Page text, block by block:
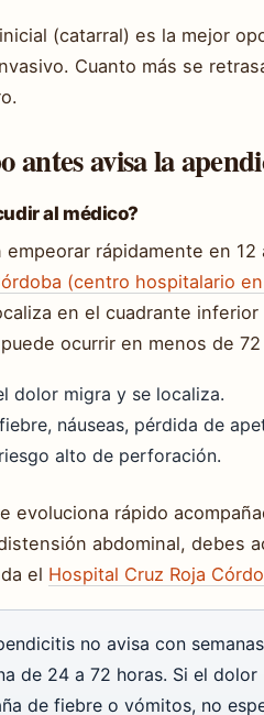
(catarral) es la mejor
Cuanto más se
antes avisa la
al médico?
rápidamente en
(centro hospitalario
en el cuadrante
ocurrir en menos de
dolor migra y se localiza.
fiebre, náuseas, pérdida de
riesgo alto de perforación.
evoluciona rápido
abdominal, debes
el Hospital Cruz Roja
no avisa con
de 24 a 72 horas. Si el
de fiebre o vómitos, no